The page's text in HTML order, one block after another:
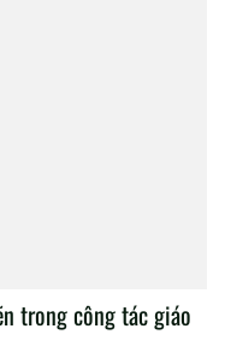
trong công tác giáo